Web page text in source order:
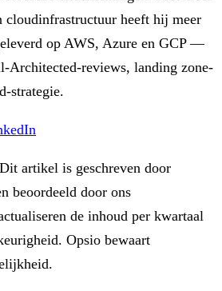
cloudinfrastructuur heeft hij meer
op AWS, Azure en GCP —
Architected-reviews, landing zone-
strategie.
Dit artikel is geschreven door
beoordeeld door ons
de inhoud per kwartaal
Opsio bewaart